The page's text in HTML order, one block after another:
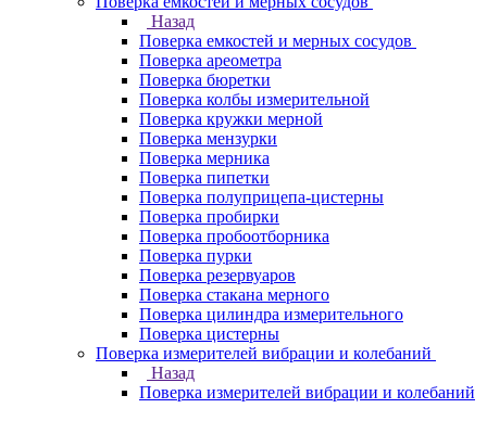
Назад
Поверка емкостей и мерных сосудов
Поверка ареометра
Поверка бюретки
Поверка колбы измерительной
Поверка кружки мерной
Поверка мензурки
Поверка мерника
Поверка пипетки
Поверка полуприцепа-цистерны
Поверка пробирки
Поверка пробоотборника
Поверка пурки
Поверка резервуаров
Поверка стакана мерного
Поверка цилиндра измерительного
Поверка цистерны
Поверка измерителей вибрации и колебаний
Назад
Поверка измерителей вибрации и колебаний